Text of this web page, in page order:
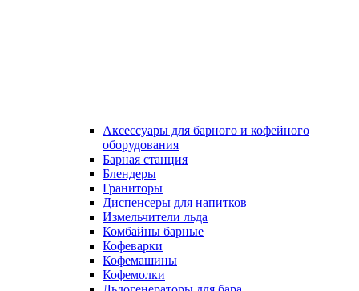
Аксессуары для барного и кофейного
оборудования
Барная станция
Блендеры
Граниторы
Диспенсеры для напитков
Измельчители льда
Комбайны барные
Кофеварки
Кофемашины
Кофемолки